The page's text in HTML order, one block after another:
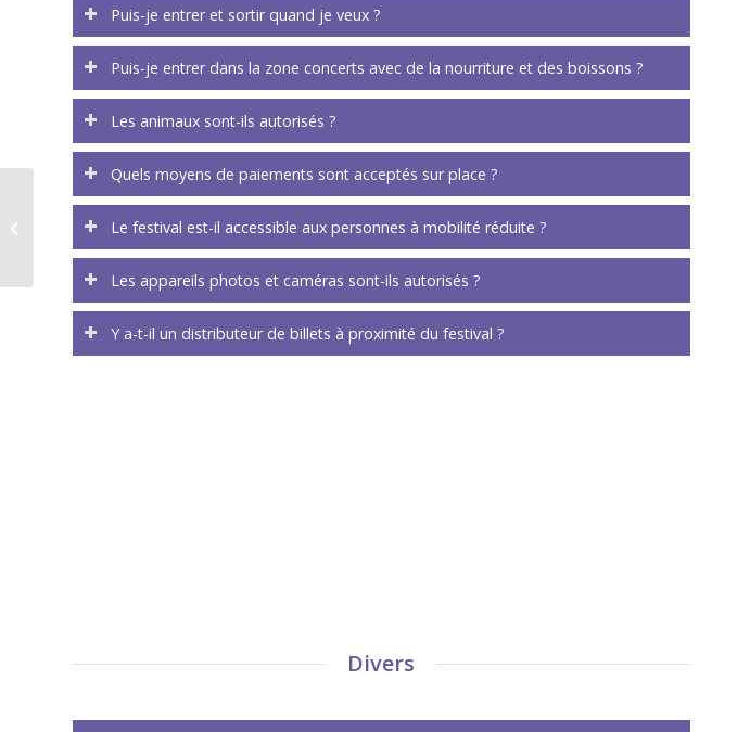
Puis-je entrer et sortir quand je veux ?
Puis-je entrer dans la zone concerts avec de la nourriture et des boissons ?
Les animaux sont-ils autorisés ?
Quels moyens de paiements sont acceptés sur place ?
Le festival est-il accessible aux personnes à mobilité réduite ?
Les appareils photos et caméras sont-ils autorisés ?
Y a-t-il un distributeur de billets à proximité du festival ?
Divers
Films – Festival Bien l’Bourgeon #8